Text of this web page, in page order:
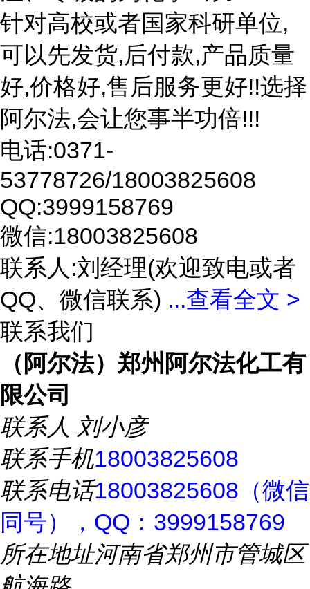
针对高校或者国家科研单位,
可以先发货,后付款,产品质量
好,价格好,售后服务更好!!选择
阿尔法,会让您事半功倍!!!
电话:0371-
53778726/18003825608
QQ:3999158769
微信:18003825608
联系人:刘经理(欢迎致电或者
QQ、微信联系) ...查看全文 >
联系我们
（阿尔法）郑州阿尔法化工有
限公司
联系人 刘小彦
联系手机18003825608
联系电话18003825608（微信
同号），QQ：3999158769
所在地址河南省郑州市管城区